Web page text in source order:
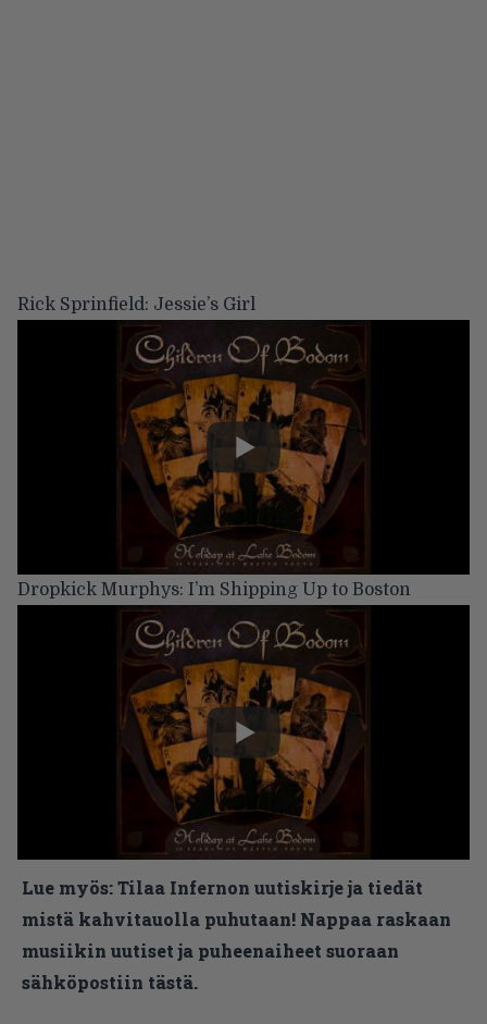
Rick Sprinfield: Jessie’s Girl
Dropkick Murphys: I’m Shipping Up to Boston
Lue myös:Tilaa Infernon uutiskirje ja tiedät
mistä kahvitauolla puhutaan! Nappaa raskaan
musiikin uutiset ja puheenaiheet suoraan
sähköpostiin tästä.